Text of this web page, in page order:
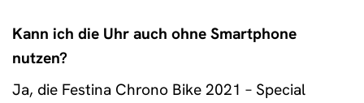
Kann ich die Uhr auch ohne Smartphone
nutzen?
Ja, die Festina Chrono Bike 2021 – Special